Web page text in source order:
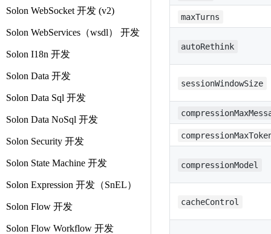
Solon WebSocket 开发 (v2)
Solon WebServices（wsdl） 开发
Solon I18n 开发
Solon Data 开发
Solon Data Sql 开发
Solon Data NoSql 开发
Solon Security 开发
Solon State Machine 开发
Solon Expression 开发（SnEL）
Solon Flow 开发
Solon Flow Workflow 开发
maxTurns
autoRethink
sessionWindowSize
compressionModel
cacheControl